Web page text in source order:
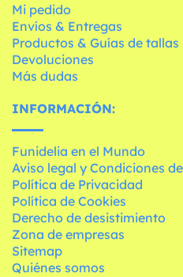
Mi pedido
Envíos & Entregas
Productos & Guías de tallas
Devoluciones
Más dudas
INFORMACIÓN:
Funidelia en el Mundo
Aviso legal y Condiciones
Política de Privacidad
Política de Cookies
Derecho de desistimiento
Zona de empresas
Sitemap
Quiénes somos